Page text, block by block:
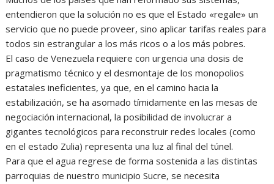
entendieron que la solución no es que el Estado «regale» un
servicio que no puede proveer, sino aplicar tarifas reales para
todos sin estrangular a los más ricos o a los más pobres.
El caso de Venezuela requiere con urgencia una dosis de
pragmatismo técnico y el desmontaje de los monopolios
estatales ineficientes, ya que, en el camino hacia la
estabilización, se ha asomado tímidamente en las mesas de
negociación internacional, la posibilidad de involucrar a
gigantes tecnológicos para reconstruir redes locales (como
en el estado Zulia) representa una luz al final del túnel.
Para que el agua regrese de forma sostenida a las distintas
parroquias de nuestro municipio Sucre, se necesita